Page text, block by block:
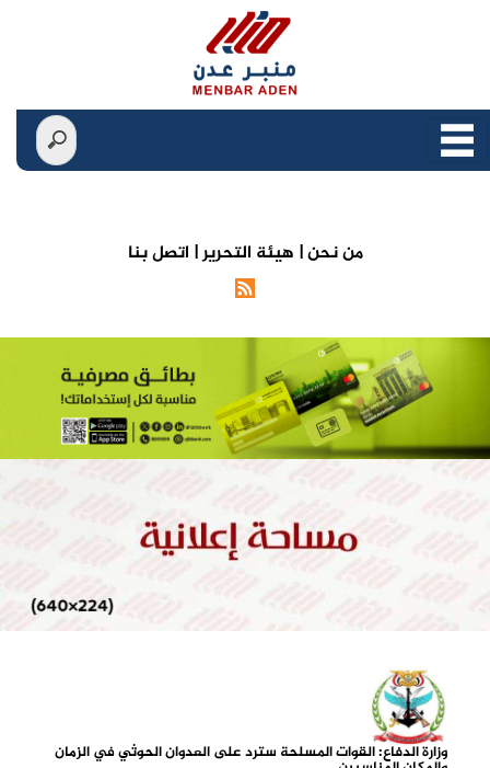
من نحن | هيئة التحرير | اتصل بنا
وزارة الدفاع: القوات المسلحة سترد على العدوان الحوثي في الزمان